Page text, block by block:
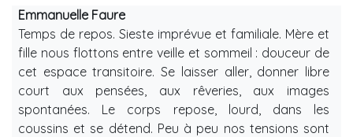
Emmanuelle Faure
Temps de repos. Sieste imprévue et familiale. Mère et
fille nous flottons entre veille et sommeil : douceur de
cet espace transitoire. Se laisser aller, donner libre
court aux pensées, aux rêveries, aux images
spontanées. Le corps repose, lourd, dans les
coussins et se détend. Peu à peu nos tensions sont